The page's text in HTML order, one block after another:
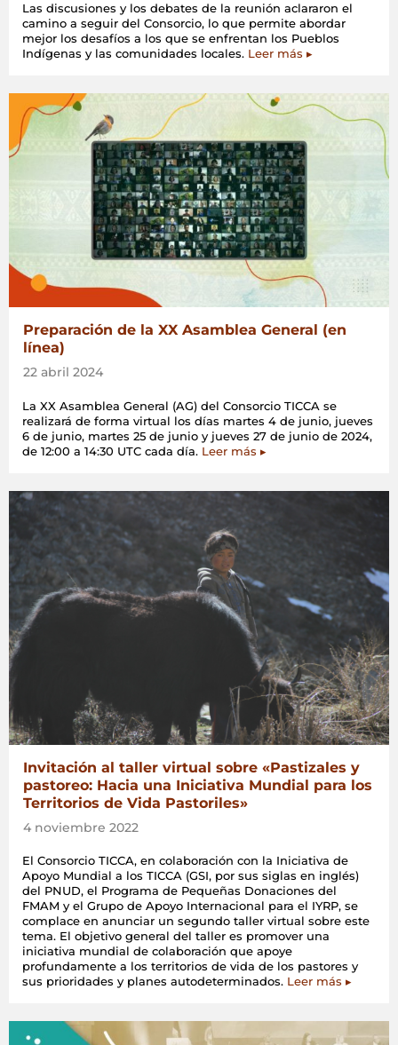
Las discusiones y los debates de la reunión aclararon el
camino a seguir del Consorcio, lo que permite abordar
mejor los desafíos a los que se enfrentan los Pueblos
Indígenas y las comunidades locales. Leer más ▸
Preparación de la XX Asamblea General (en
línea)
22 abril 2024
La XX Asamblea General (AG) del Consorcio TICCA se
realizará de forma virtual los días martes 4 de junio, jueves
6 de junio, martes 25 de junio y jueves 27 de junio de 2024,
de 12:00 a 14:30 UTC cada día. Leer más ▸
Invitación al taller virtual sobre «Pastizales y
pastoreo: Hacia una Iniciativa Mundial para los
Territorios de Vida Pastoriles»
4 noviembre 2022
El Consorcio TICCA, en colaboración con la Iniciativa de
Apoyo Mundial a los TICCA (GSI, por sus siglas en inglés)
del PNUD, el Programa de Pequeñas Donaciones del
FMAM y el Grupo de Apoyo Internacional para el IYRP, se
complace en anunciar un segundo taller virtual sobre este
tema. El objetivo general del taller es promover una
iniciativa mundial de colaboración que apoye
profundamente a los territorios de vida de los pastores y
sus prioridades y planes autodeterminados. Leer más ▸